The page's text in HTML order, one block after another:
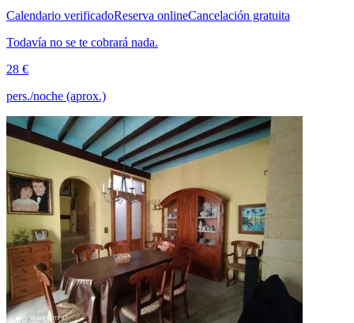
Calendario verificadoReserva onlineCancelación gratuita
Todavía no se te cobrará nada.
28 €
pers./noche (aprox.)